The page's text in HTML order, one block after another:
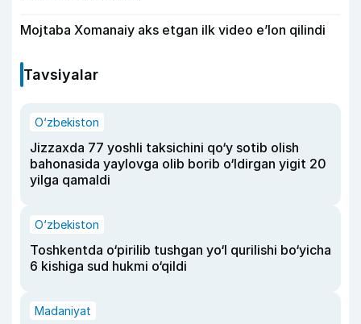
Mojtaba Xomanaiy aks etgan ilk video e’lon qilindi
Tavsiyalar
O‘zbekiston
Jizzaxda 77 yoshli taksichini qo‘y sotib olish
bahonasida yaylovga olib borib o‘ldirgan yigit 20
yilga qamaldi
O‘zbekiston
Toshkentda o‘pirilib tushgan yo‘l qurilishi bo‘yicha
6 kishiga sud hukmi o‘qildi
Madaniyat